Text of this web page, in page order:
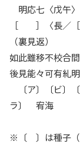
明応七〈戊午
［ ］〈長／
（裏見返）
如此雖移不校合
後見能々可有糺
〔ア〕〔ビ〕
ラ〕 宥海
「
※〔 〕は種子（